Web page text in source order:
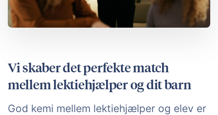
Vi skaber det perfekte match
mellem lektiehjælper og dit barn
God kemi mellem lektiehjælper og elev er